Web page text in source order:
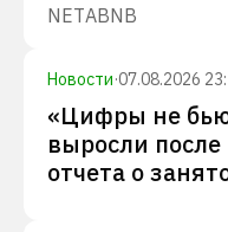
NETABNB
Новости·07.08.2026
«Цифры не
выросли
отчета о